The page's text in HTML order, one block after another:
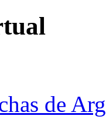
de